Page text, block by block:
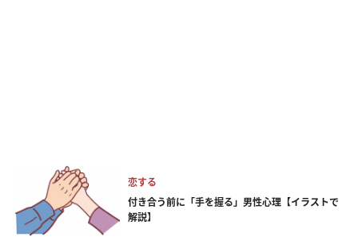
恋する
付き合う前に「手を握る」男性心理【イラストで
解説】